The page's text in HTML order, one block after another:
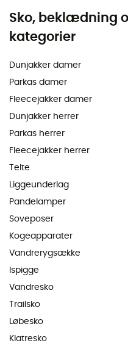
Sko, beklædning
kategorier
Dunjakker damer
Parkas damer
Fleecejakker damer
Dunjakker herrer
Parkas herrer
Fleecejakker herrer
Telte
Liggeunderlag
Pandelamper
Soveposer
Kogeapparater
Vandrerygsække
Ispigge
Vandresko
Trailsko
Løbesko
Klatresko